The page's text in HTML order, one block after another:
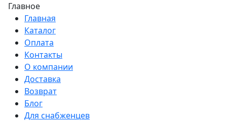
Главное
Главная
Каталог
Оплата
Контакты
О компании
Доставка
Возврат
Блог
Для снабженцев